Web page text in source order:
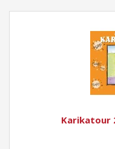
Karikatour